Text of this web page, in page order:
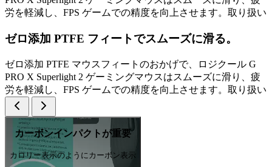
労を軽減し、FPS ゲームでの精度を向上させます。取り扱い
ゼロ添加 PTFE フィートでスムーズに滑る。
ゼロ添加 PTFE マウスフィートのおかげで、ロジクール G
PRO X Superlight 2 ゲーミングマウスはスムーズに滑り、疲
労を軽減し、FPS ゲームでの精度を向上させます。取り扱い
カーボンインパクトが重要
カロリー表示のようにカーボン表示